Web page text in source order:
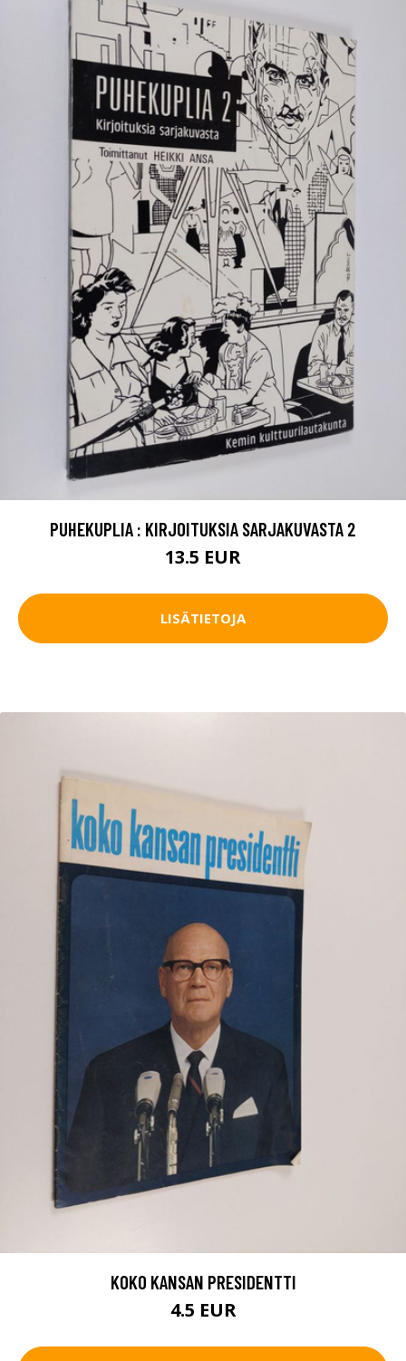
PUHEKUPLIA : KIRJOITUKSIA SARJAKUVASTA 2
13.5 EUR
LISÄTIETOJA
KOKO KANSAN PRESIDENTTI
4.5 EUR